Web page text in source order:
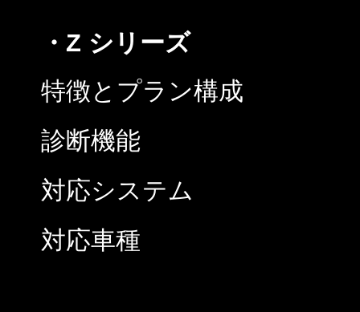
・Z シリーズ
特徴とプラン構成
診断機能
対応システム
対応車種